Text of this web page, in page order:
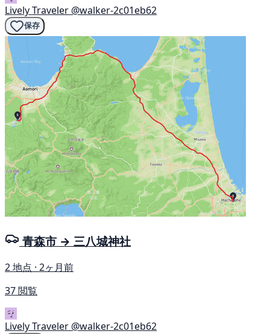
Lively Traveler @walker-2c01eb62
保存
青森市 → 三八城神社
2 地点 · 2ヶ月前
37 閲覧
Lively Traveler @walker-2c01eb62